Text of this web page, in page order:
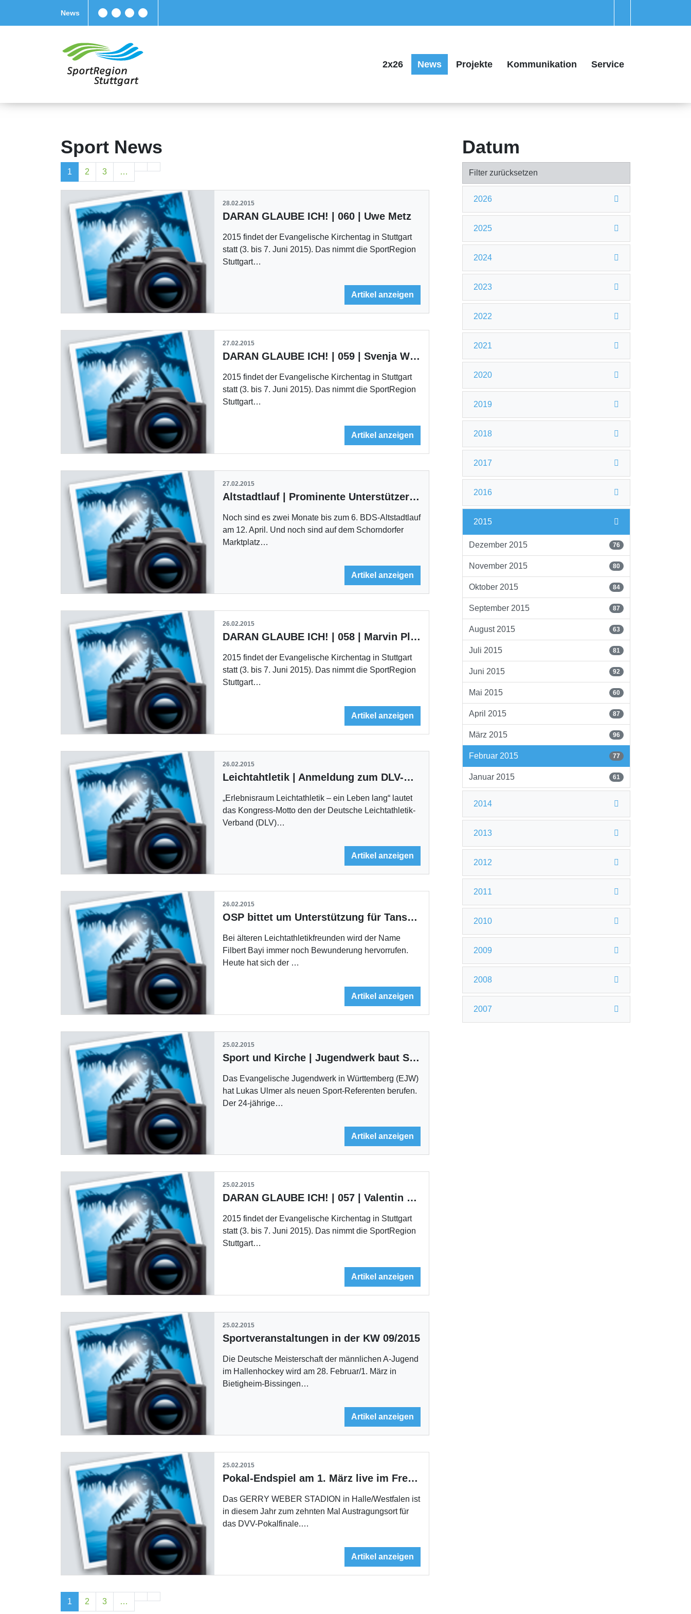
News
2x26 News Projekte Kommunikation Service
Sport News
1 2 3 …
28.02.2015
DARAN GLAUBE ICH! | 060 | Uwe Metz
2015 findet der Evangelische Kirchentag in Stuttgart
statt (3. bis 7. Juni 2015). Das nimmt die SportRegion
Stuttgart…
Artikel anzeigen
27.02.2015
DARAN GLAUBE ICH! | 059 | Svenja Würth
2015 findet der Evangelische Kirchentag in Stuttgart
statt (3. bis 7. Juni 2015). Das nimmt die SportRegion
Stuttgart…
Artikel anzeigen
27.02.2015
Altstadtlauf | Prominente Unterstützer laufen sich warm
Noch sind es zwei Monate bis zum 6. BDS-Altstadtlauf
am 12. April. Und noch sind auf dem Schorndorfer
Marktplatz…
Artikel anzeigen
26.02.2015
DARAN GLAUBE ICH! | 058 | Marvin Plattenhardt
2015 findet der Evangelische Kirchentag in Stuttgart
statt (3. bis 7. Juni 2015). Das nimmt die SportRegion
Stuttgart…
Artikel anzeigen
26.02.2015
Leichtahtletik | Anmeldung zum DLV-Breitensport-Kongress noch möglich
„Erlebnisraum Leichtathletik – ein Leben lang“ lautet
das Kongress-Motto den der Deutsche Leichtathletik-
Verband (DLV)…
Artikel anzeigen
26.02.2015
OSP bittet um Unterstützung für Tansania
Bei älteren Leichtathletikfreunden wird der Name
Filbert Bayi immer noch Bewunderung hervorrufen.
Heute hat sich der …
Artikel anzeigen
25.02.2015
Sport und Kirche | Jugendwerk baut Sportangebote weiter aus
Das Evangelische Jugendwerk in Württemberg (EJW)
hat Lukas Ulmer als neuen Sport-Referenten berufen.
Der 24-jährige…
Artikel anzeigen
25.02.2015
DARAN GLAUBE ICH! | 057 | Valentin Finkes
2015 findet der Evangelische Kirchentag in Stuttgart
statt (3. bis 7. Juni 2015). Das nimmt die SportRegion
Stuttgart…
Artikel anzeigen
25.02.2015
Sportveranstaltungen in der KW 09/2015
Die Deutsche Meisterschaft der männlichen A-Jugend
im Hallenhockey wird am 28. Februar/1. März in
Bietigheim-Bissingen…
Artikel anzeigen
25.02.2015
Pokal-Endspiel am 1. März live im Free-TV
Das GERRY WEBER STADION in Halle/Westfalen ist
in diesem Jahr zum zehnten Mal Austragungsort für
das DVV-Pokalfinale.…
Artikel anzeigen
1 2 3 …
Datum
Filter zurücksetzen
2026
2025
2024
2023
2022
2021
2020
2019
2018
2017
2016
2015
Dezember 2015 76
November 2015 80
Oktober 2015 84
September 2015 87
August 2015 63
Juli 2015 81
Juni 2015 92
Mai 2015 60
April 2015 87
März 2015 96
Februar 2015 77
Januar 2015 61
2014
2013
2012
2011
2010
2009
2008
2007